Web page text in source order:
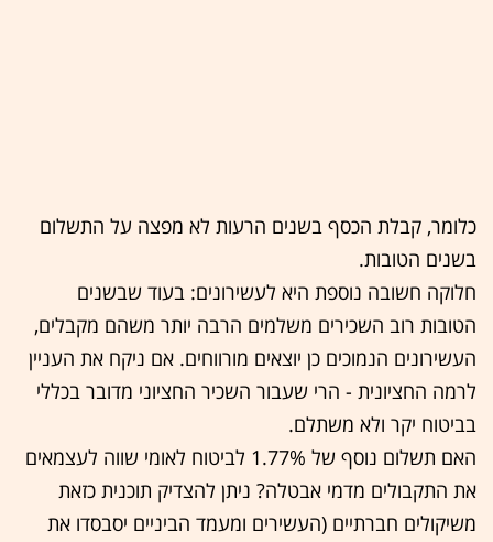
כלומר, קבלת הכסף בשנים הרעות לא מפצה על התשלום
בשנים הטובות.
חלוקה חשובה נוספת היא לעשירונים: בעוד שבשנים
הטובות רוב השכירים משלמים הרבה יותר משהם מקבלים,
העשירונים הנמוכים כן יוצאים מורווחים. אם ניקח את העניין
לרמה החציונית - הרי שעבור השכיר החציוני מדובר בכללי
בביטוח יקר ולא משתלם.
האם תשלום נוסף של 1.77% לביטוח לאומי שווה לעצמאים
את התקבולים מדמי אבטלה? ניתן להצדיק תוכנית כזאת
משיקולים חברתיים (העשירים ומעמד הביניים יסבסדו את